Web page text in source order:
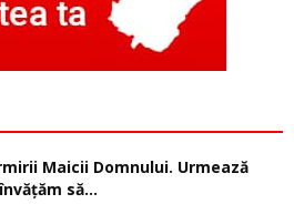
Maicii Domnului. Urmează
să...